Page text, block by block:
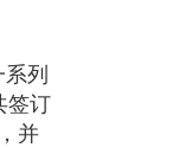
列
签订
并